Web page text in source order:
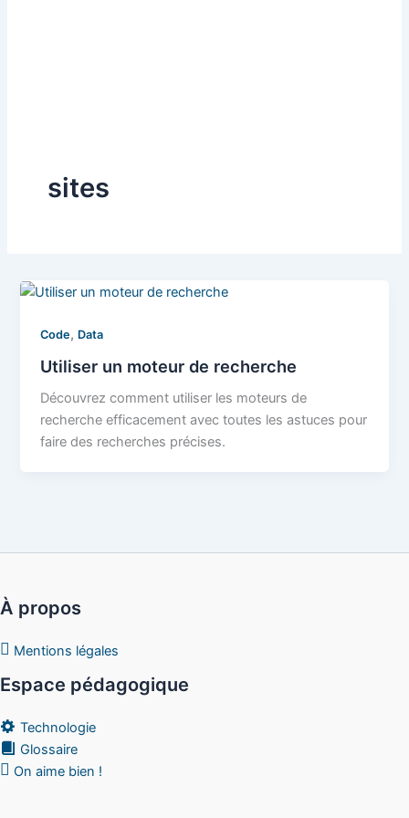
sites
Code, Data
Utiliser un moteur de recherche
Découvrez comment utiliser les moteurs de
recherche efficacement avec toutes les astuces pour
faire des recherches précises.
À propos
Mentions légales
Espace pédagogique
Technologie
Glossaire
On aime bien !